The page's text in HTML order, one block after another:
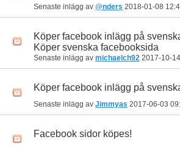
Senaste inlägg av @nders 2018-01-08
Köper facebook inlägg på
Köper svenska facebooksida
Senaste inlägg av michaelch92 2017-10-14
Köper facebook inlägg på
Senaste inlägg av Jimmyas 2017-06-03
Facebook sidor köpes!